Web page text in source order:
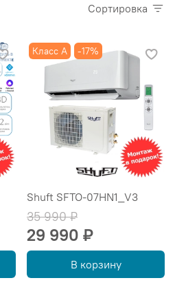
Сортировка
Класс A -17%
Shuft SFTO-07HN1_V3
35 990 ₽
29 990 ₽
В корзину